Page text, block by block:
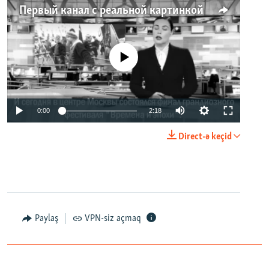
Первый канал с реальной картинкой
No media source currently available
0:00 2:18
Direct-ə keçid
Paylaş VPN-siz açmaq